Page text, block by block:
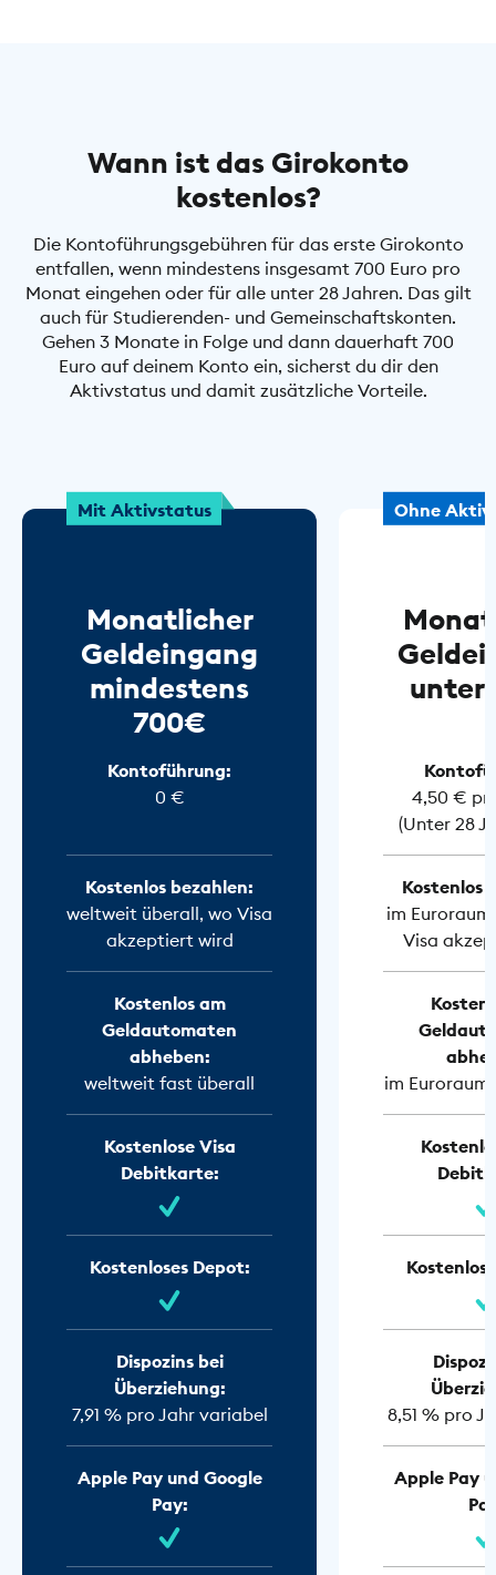
Wann ist das Girokonto
kostenlos?
Die Kontoführungsgebühren für das erste Girokonto
entfallen, wenn mindestens insgesamt 700 Euro pro
Monat eingehen oder für alle unter 28 Jahren. Das gilt
auch für Studierenden- und Gemeinschaftskonten.
Gehen 3 Monate in Folge und dann dauerhaft 700
Euro auf deinem Konto ein, sicherst du dir den
Aktivstatus und damit zusätzliche Vorteile.
Mit Aktivstatus
Monatlicher
Geldeingang
mindestens
700€
Kontoführung:
0 €
Kostenlos bezahlen:
weltweit überall, wo Visa
akzeptiert wird
Kostenlos am
Geldautomaten
abheben:
weltweit fast überall
Kostenlose Visa
Debitkarte:
Kostenloses Depot:
Dispozins bei
Überziehung:
7,91 % pro Jahr variabel
Apple Pay und Google
Pay:
Ohne
unter
4,50 €
(Unter 28
Kostenlos
im
Visa
im
8,51 % pro
Apple Pay